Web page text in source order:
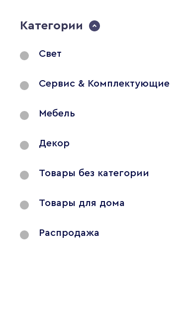
Категории
Свет
Сервис & Комплектующие
Мебель
Декор
Товары без категории
Товары для дома
Распродажа